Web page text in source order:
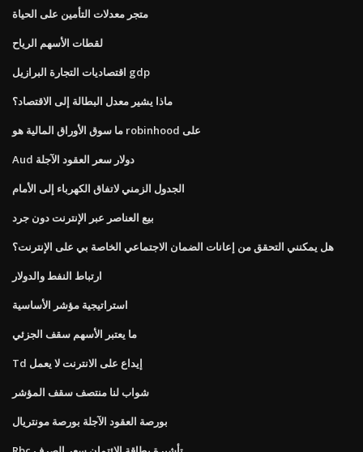
متجر معدلات التأمين على الحياة
لقطات الأسهم الرياح
اقتصاديات التجارة البرازيل gdp
ماذا يشير معدل البطالة إلى الاقتصاد؟
ما سوق الأوراق المالية هو robinhood على
Aud دولار سعر العقود الآجلة
الجدول الزمني لاتفاق الكهرباء إلى الأمام
بيع العناصر عبر الإنترنت دون جرد
هل يمكنني التحقق من إعانات الضمان الاجتماعي الخاصة بي على الإنترنت؟
ارتباط النفط والدولار
استراتيجية مؤشر الأساسية
ما يعتبر الأسهم سقف الجزئي
Td إيداع على الانترنت لا يعمل
شواب لنا منتصف سقف المؤشر
بورصة العقود الآجلة بورصة مونتريال